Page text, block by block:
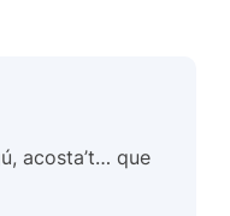
acosta’t… que